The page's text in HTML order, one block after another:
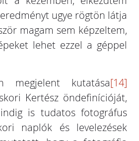
ugye rögtön látja
magam sem képzeltem,
lehet ezzel a géppel
megjelent kutatása[14]
Kertész öndefinícióját,
is tudatos fotográfus
naplók és levelezések